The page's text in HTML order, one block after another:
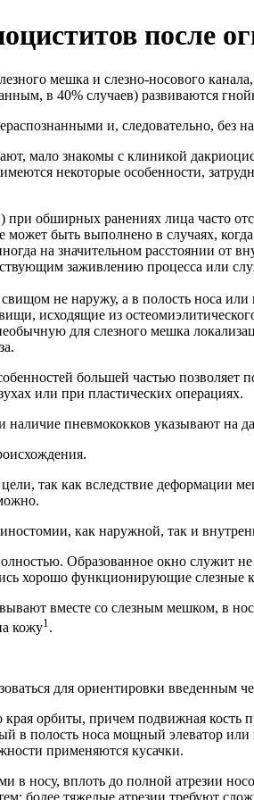
после
мешка и слезно-носового
в 40% случаев) развиваются
и, следовательно, без
мало знакомы с клиникой
некоторые особенности,
при обширных ранениях лица часто
быть выполнено в случаях,
на значительном расстоянии от
заживлению процесса или
не наружу, а в полость носа или
исходящие из
для слезного мешка
большей частью позволяет
или при пластических операциях.
наличие пневмококков указывают на
так как вследствие деформации
как наружной, так и
Образованное окно служит
хорошо функционирующие слезные
вместе со слезным мешком, в
кожу1 .
для ориентировки введенным
орбиты, причем подвижная кость
полость носа мощный элеватор или
применяются кусачки.
в носу, вплоть до полной атрезии